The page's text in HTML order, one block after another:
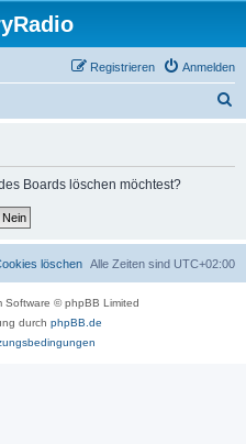
Anmelden
Registrieren
Boards löschen möchtest?
Alle Zeiten sind UTC+02:00
löschen
Software © phpBB Limited
durch phpBB.de